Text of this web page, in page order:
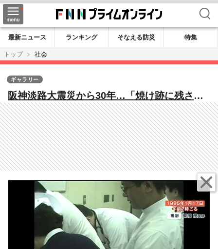
検索
最新ニュース ランキング そなえる防災
特集
トップ
社会
阪神淡路大震災から30年…「焼け跡に残され
た“生き証人”」「医師の心残り」「人々の心
を支えた“歌”」今も残る教訓と受け継がれる
記憶
ギャラリー